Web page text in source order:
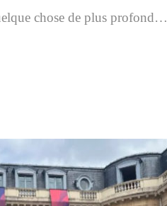
chose de plus profond…